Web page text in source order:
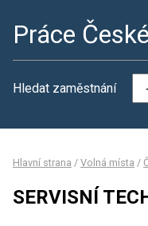
Práce
Hledat zaměstnání
Hlavní strana / Volná místa /
SERVISNÍ